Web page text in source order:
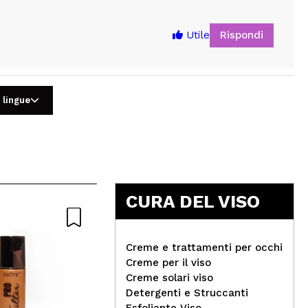
Utile Rispondi
lingue
CURA DEL VISO
Creme e trattamenti per occhi
Creme per il viso
Creme solari viso
Detergenti e Struccanti